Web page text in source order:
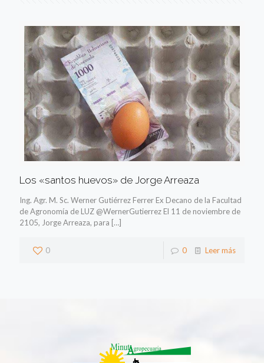
Los «santos huevos» de Jorge Arreaza
Ing. Agr. M. Sc. Werner Gutiérrez Ferrer Ex Decano de la Facultad
de Agronomía de LUZ @WernerGutierrez El 11 de noviembre de
2105, Jorge Arreaza, para […]
0 0 Leer más